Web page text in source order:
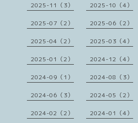
2025-11（3） 2025-10（4）
2025-07（2） 2025-06（2）
2025-04（2） 2025-03（4）
2025-01（2） 2024-12（4）
2024-09（1） 2024-08（3）
2024-06（3） 2024-05（2）
2024-02（2） 2024-01（4）